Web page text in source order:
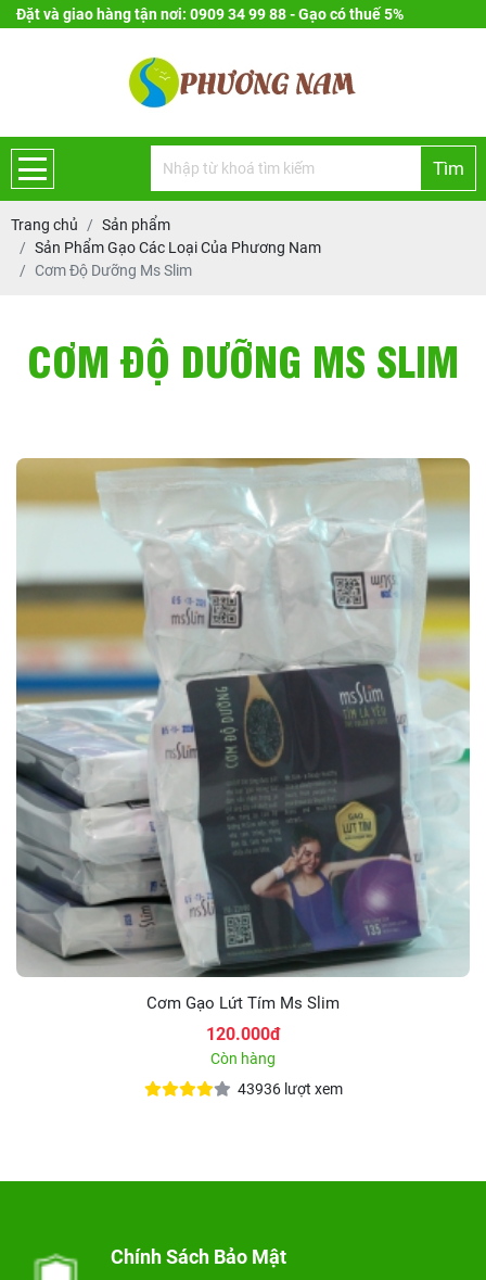
Đặt và giao hàng tận nơi: 0909 34 99 88 - Gạo có thuế 5%
Tìm
Trang chủ
Sản phẩm
Sản Phẩm Gạo Các Loại Của Phương Nam
Cơm Độ Dưỡng Ms Slim
CƠM ĐỘ DƯỠNG MS SLIM
Cơm Gạo Lứt Tím Ms Slim
120.000đ
Còn hàng
43936 lượt xem
Chính Sách Bảo Mật